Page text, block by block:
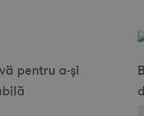
pentru a-și